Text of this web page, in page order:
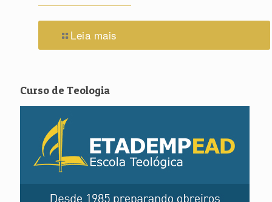
Leia mais
Curso de Teologia